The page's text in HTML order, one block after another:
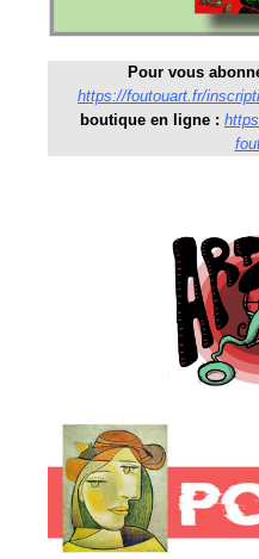
Pour vous
https://foutouart.fr/
boutique en ligne :